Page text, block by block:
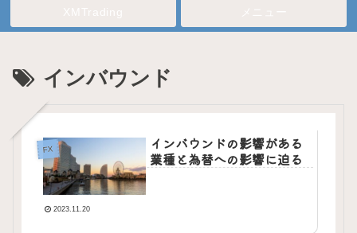
インバウンド
FX
インバウンドの影響がある
業種と為替への影響に迫る
2023.11.20